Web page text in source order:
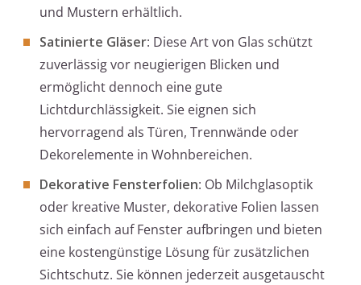
und Mustern erhältlich.
Satinierte Gläser: Diese Art von Glas schützt
zuverlässig vor neugierigen Blicken und
ermöglicht dennoch eine gute
Lichtdurchlässigkeit. Sie eignen sich
hervorragend als Türen, Trennwände oder
Dekorelemente in Wohnbereichen.
Dekorative Fensterfolien: Ob Milchglasoptik
oder kreative Muster, dekorative Folien lassen
sich einfach auf Fenster aufbringen und bieten
eine kostengünstige Lösung für zusätzlichen
Sichtschutz. Sie können jederzeit ausgetauscht